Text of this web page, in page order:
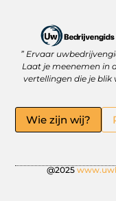
” Ervaar
Laat je meenemen in
vertellingen die je blik
Wie zijn wij?
@2025